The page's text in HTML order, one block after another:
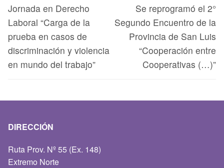
Jornada en Derecho
Laboral “Carga de la
prueba en casos de
discriminación y violencia
en mundo del trabajo”
Se reprogramó el 2°
Segundo Encuentro de la
Provincia de San Luis
“Cooperación entre
Cooperativas (…)”
DIRECCIÓN
Ruta Prov. Nº 55 (Ex. 148)
Extremo Norte